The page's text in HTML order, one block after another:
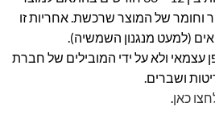
וחומר של המוצר שרכשת. אחריות זו
(למעט מנגנון השמשיה).
עצמאי ולא על ידי המובילים של חברת
ושברים.
כאן.